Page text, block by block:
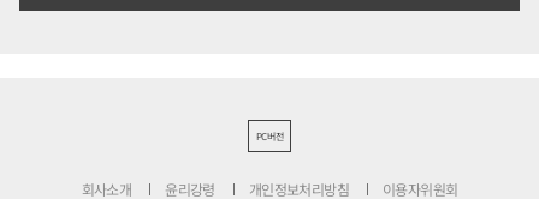
PC버전
회사소개 윤리강령 개인정보처리방침 이용자위원회